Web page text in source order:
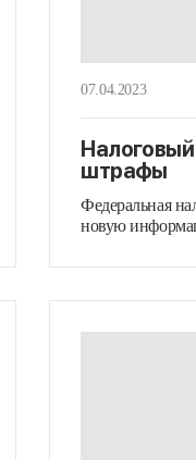
07.04.2023
Налоговый
штрафы
Федеральная
новую